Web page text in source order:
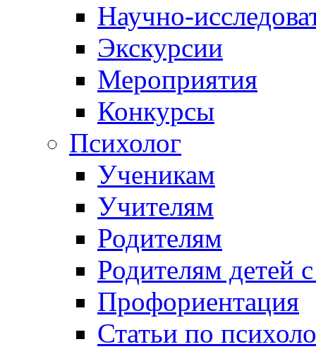
Научно-
Экскурсии
Мероприятия
Конкурсы
Психолог
Ученикам
Учителям
Родителям
Родителям детей
Профориентация
Статьи по